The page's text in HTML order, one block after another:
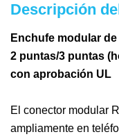
Descripción
Enchufe modular
2 puntas/3 puntas
con aprobación UL
El conector modular
ampliamente en